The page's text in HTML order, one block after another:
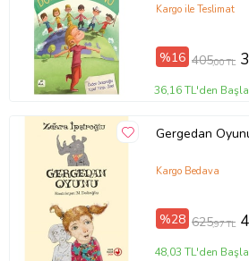
Tanıtım Metni
Baskı Boyutu22,00 x 22,00 cm
Baskı Sayısı 1. Baskı
Baskı Tarihi Mayıs 2019
Çevirmen
Lider Hepgenç
Ciltsiz
Kağıt Cinsi
Kuşe
Sayfa Sayısı 32
Yayın Dili
Türkçe
Lider Hepgenç
Ürün Kodu:kcm90849678
Kargo ile Teslimat
%16 405,00 TL
36,16 TL'den
Gergedan
Kargo Bedava
%28 625,97 TL
48,03 TL'den